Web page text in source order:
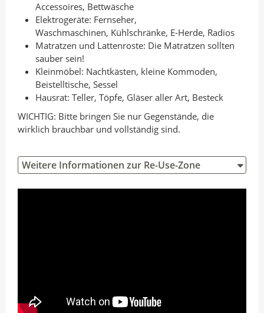
Accessoires, Bettwäsche
Elektrogeräte: Fernseher,
Waschmaschinen, Kühlschränke, E-Herde, Radios
Matratzen und Lattenroste: Die Matratzen sollten
sauber sein!
Kleinmöbel: Nachtkästen, kleine Kommoden,
Beistelltische, Sessel
Hausrat: Teller, Töpfe, Gläser aller Art, Besteck
WICHTIG: Bitte bringen Sie nur Gegenstände, die
wirklich brauchbar und vollständig sind.
Weitere Informationen zur Re-Use-Zone